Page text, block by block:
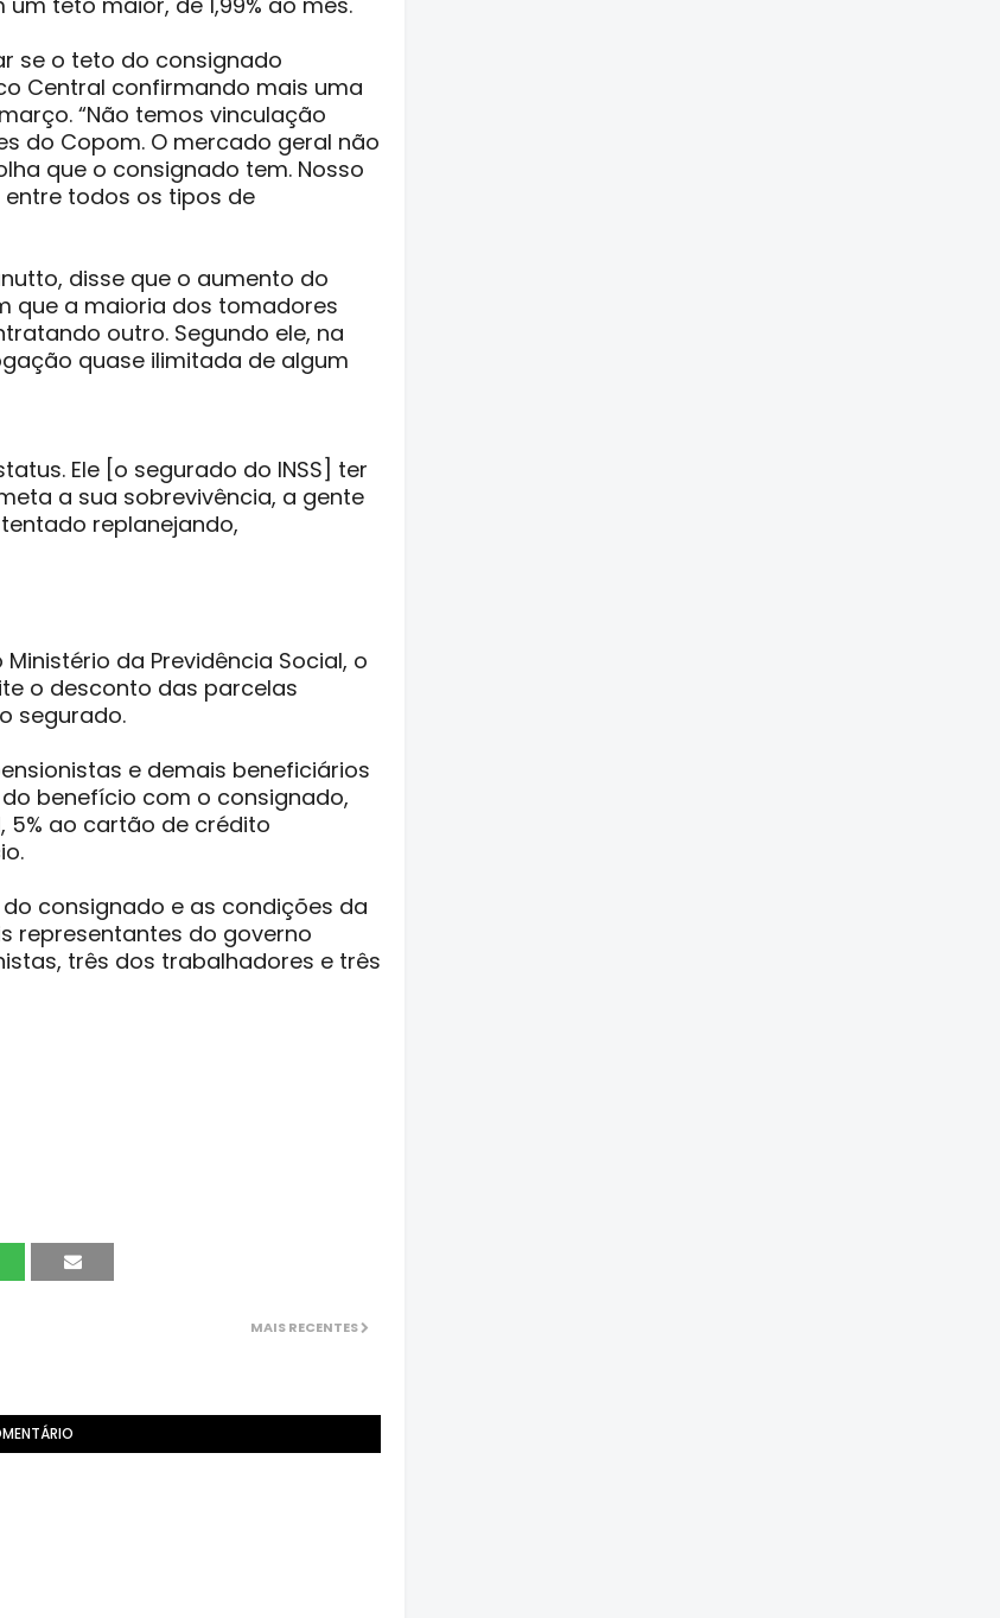
se o teto do consignado
Central confirmando mais uma
“Não temos vinculação
do Copom. O mercado geral não
que o consignado tem. Nosso
todos os tipos de
disse que o aumento do
que a maioria dos tomadores
outro. Segundo ele, na
quase ilimitada de algum
Ele [o segurado do INSS] ter
a sua sobrevivência, a gente
replanejando,
da Previdência Social, o
o desconto das parcelas
segurado.
e demais beneficiários
benefício com o consignado,
5% ao cartão de crédito
consignado e as condições da
representantes do governo
três dos trabalhadores e três
MAIS RECENTES